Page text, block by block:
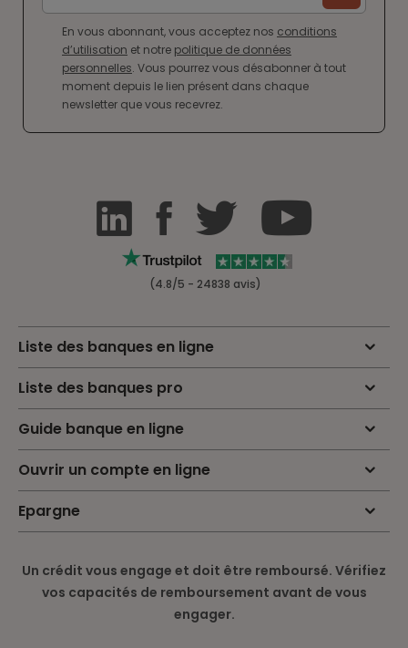
En vous abonnant, vous acceptez nos conditions
d’utilisation et notre politique de données
personnelles. Vous pourrez vous désabonner à tout
moment depuis le lien présent dans chaque
newsletter que vous recevrez.
(4.8/5 - 24838 avis)
Liste des banques en ligne
Liste des banques pro
Guide banque en ligne
Ouvrir un compte en ligne
Epargne
Un crédit vous engage et doit être remboursé. Vérifiez
vos capacités de remboursement avant de vous
engager.